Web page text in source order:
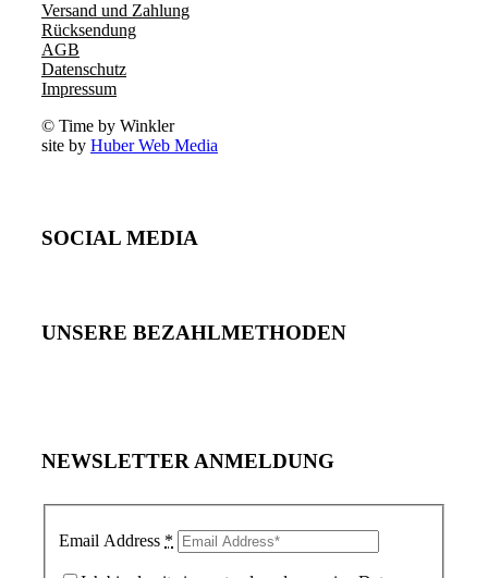
Versand und Zahlung
Rücksendung
AGB
Datenschutz
Impressum
© Time by Winkler
site by Huber Web Media
SOCIAL MEDIA
UNSERE BEZAHLMETHODEN
NEWSLETTER ANMELDUNG
Email Address *